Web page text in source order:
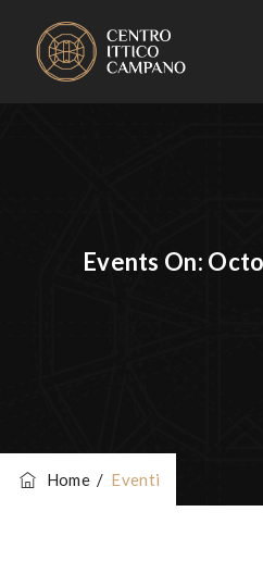
Events On:
Home/ Eventi